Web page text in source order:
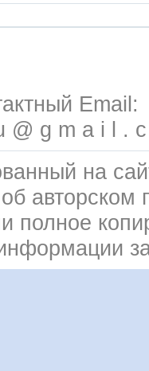
Email:
@ g m a i l .
на
авторском
полное